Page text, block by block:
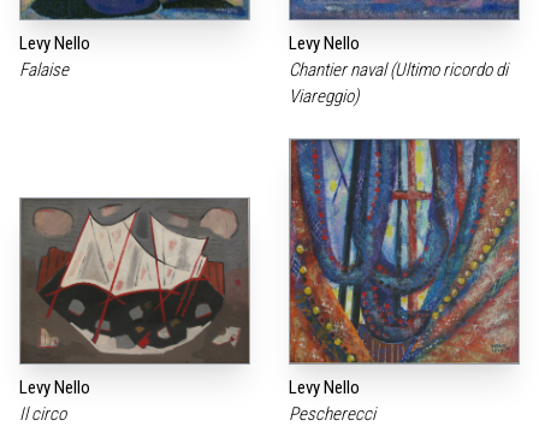
Levy Nello
Falaise
Levy Nello
Chantier naval (Ultimo ricordo di
Viareggio)
Levy Nello
Il circo
Levy Nello
Pescherecci